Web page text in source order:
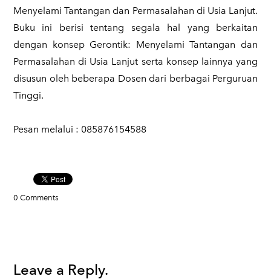
Menyelami Tantangan dan Permasalahan di Usia Lanjut.
Buku ini berisi tentang segala hal yang berkaitan
dengan konsep Gerontik: Menyelami Tantangan dan
Permasalahan di Usia Lanjut serta konsep lainnya yang
disusun oleh beberapa Dosen dari berbagai Perguruan
Tinggi.
Pesan melalui : 085876154588
0 Comments
Leave a Reply.